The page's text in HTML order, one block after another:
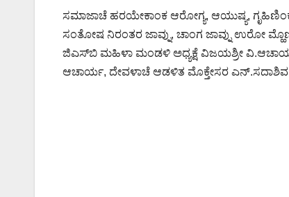
ಸಮಾಜಾಚೆ ಹರಯೇಕಾಂಕ ಆರೋಗ್ಯ, ಆಯುಷ್ಯ, ಗೃಹಿಣಿಂಕ
ಸಂತೋಷ ನಿರಂತರ ಜಾವ್ನು, ಚಾಂಗ ಜಾವ್ನು ಉರೋ
ಜಿ‌ಎಸ್‌ಬಿ ಮಹಿಳಾ ಮಂಡಳಿ ಅಧ್ಯಕ್ಷೆ ವಿಜಯಶ್ರೀ
ಆಚಾರ್ಯ, ದೇವಳಾಚೆ ಆಡಳಿತ ಮೊಕ್ತೇಸರ